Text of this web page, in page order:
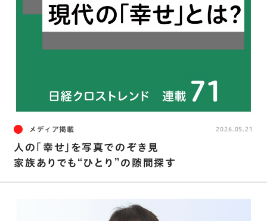
メディア掲載
人の「幸せ」を写真でのぞき見
家族ありでも“ひとり”の隙間探す
2026.05.21